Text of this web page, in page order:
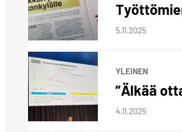
5.11.2025
YLEINEN
”Älkää
4.11.2025